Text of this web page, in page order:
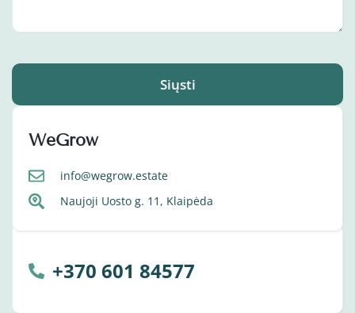
Siųsti
WeGrow
info@wegrow.estate
Naujoji Uosto g. 11, Klaipėda
+370 601 84577